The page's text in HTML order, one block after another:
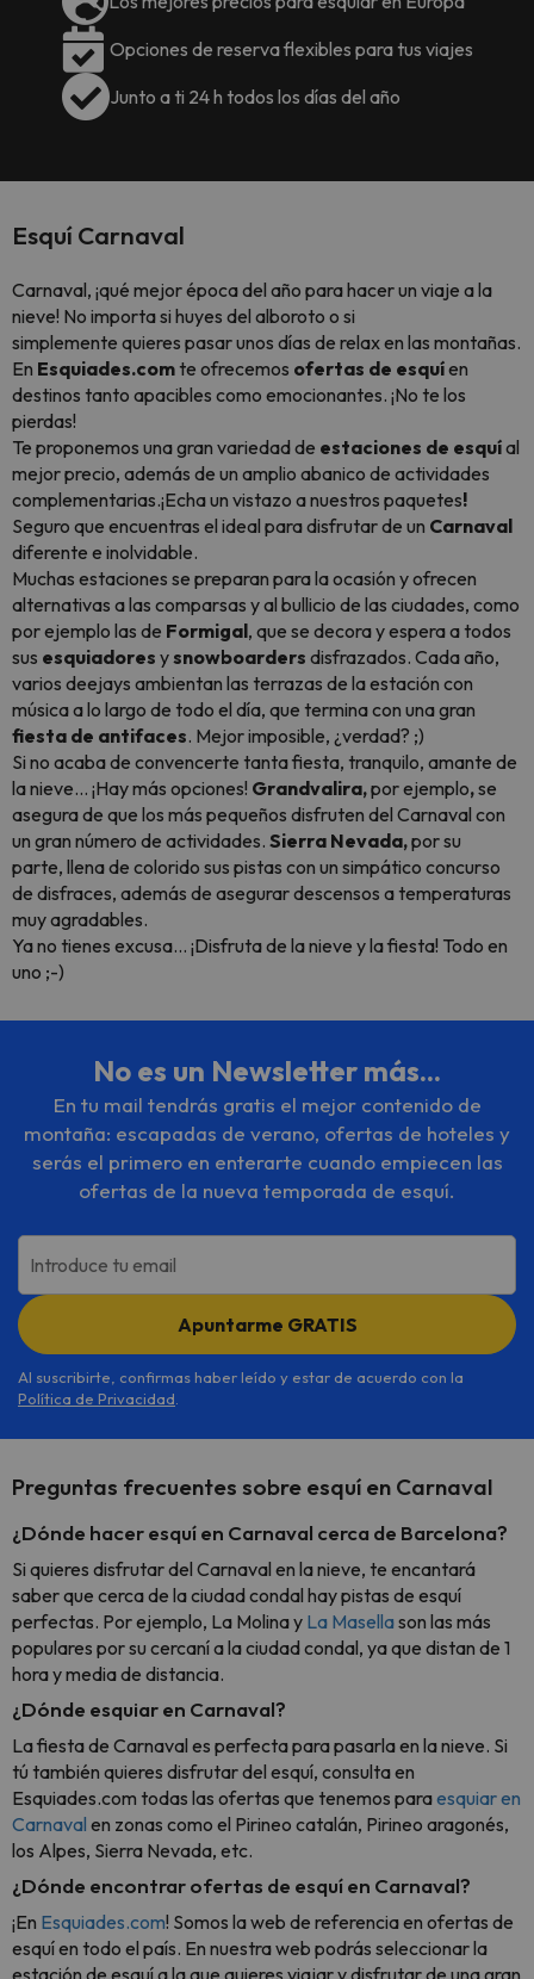
Opciones de reserva flexibles para tus viajes
Junto a ti 24 h todos los días del año
Esquí Carnaval
Carnaval, ¡qué mejor época del año para hacer un viaje a la
nieve! No importa si huyes del alboroto o si
simplemente quieres pasar unos días de relax en las montañas.
En Esquiades.com te ofrecemos ofertas de esquíen
destinos tanto apacibles como emocionantes. ¡No te los
pierdas!
Te proponemos una gran variedad de estaciones de esquíal
mejor precio, además de un amplio abanico de actividades
complementarias.¡Echa un vistazo a nuestros paquetes!
Seguro que encuentras el ideal para disfrutar de un Carnaval
diferente e inolvidable.
Muchas estaciones se preparan para la ocasión y ofrecen
alternativas a las comparsas y al bullicio de las ciudades, como
por ejemplo las de Formigal, que se decora y espera a todos
sus esquiadores ysnowboarders disfrazados. Cada año,
varios deejays ambientan las terrazas de la estación con
música a lo largo de todo el día, que termina con una gran
fiesta de antifaces. Mejor imposible, ¿verdad? ;)
Si no acaba de convencerte tanta fiesta, tranquilo, amante de
la nieve... ¡Hay más opciones! Grandvalira,por ejemplo,se
asegura de que los más pequeños disfruten del Carnaval con
un gran número de actividades. Sierra Nevada,por su
parte, llena de colorido sus pistas con un simpático concurso
de disfraces, además de asegurar descensos a temperaturas
muy agradables.
Ya no tienes excusa... ¡Disfruta de la nieve y la fiesta! Todo en
uno ;-)
No es un Newsletter más...
En tu mail tendrás gratis el mejor contenido de
montaña: escapadas de verano, ofertas de hoteles y
serás el primero en enterarte cuando empiecen las
ofertas de la nueva temporada de esquí.
Introduce tu email
Apuntarme GRATIS
Al suscribirte, confirmas haber leído y estar de acuerdo con la
Política de Privacidad
Preguntas frecuentes sobre esquí en Carnaval
¿Dónde hacer esquí en Carnaval cerca de Barcelona?
Si quieres disfrutar del Carnaval en la nieve, te encantará
saber que cerca de la ciudad condal hay pistas de esquí
perfectas. Por ejemplo, La Molina y La Masellason las más
populares por su cercaní a la ciudad condal, ya que distan de 1
hora y media de distancia.
¿Dónde esquiar en Carnaval?
La fiesta de Carnaval es perfecta para pasarla en la nieve. Si
tú también quieres disfrutar del esquí, consulta en
Esquiades.com todas las ofertas que tenemos paraesquiar en
Carnaval en zonas como el Pirineo catalán, Pirineo aragonés,
los Alpes, Sierra Nevada, etc.
¿Dónde encontrar ofertas de esquí en Carnaval?
¡En Esquiades.com! Somos la web de referencia en ofertas de
esquí en todo el país. En nuestra web podrás seleccionar la
estación de esquí a la que quieres viajar y disfrutar de una gran